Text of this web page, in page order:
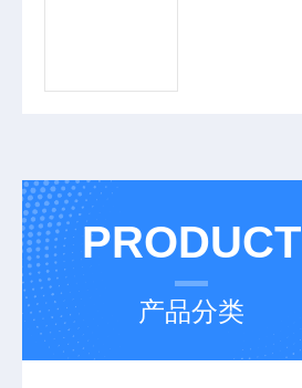
PRODUCT
产品分类